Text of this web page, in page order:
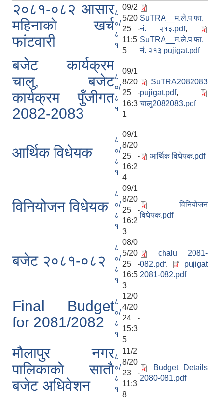
२०८१-०८२ आसार
महिनाको खर्च
फांटवारी
८
०/
८
१
09/2
5/20
25 -
11:5
5
SuTRA__म.ले.प.फा.
नं. २१३.pdf,
SuTRA__म.ले.प.फा.
नं. २१३ pujigat.pdf
बजेट कार्यक्रम
चालु, बजेट
कार्यक्रम पुँजीगत
2082-2083
८
०/
८
१
09/1
8/20
25 -
16:3
1
SuTRA2082083
pujigat.pdf,
चालु2082083.pdf
आर्थिक विधेयक
८
०/
८
१
09/1
8/20
25 -
16:2
4
आर्थिक विधेयक.pdf
विनियोजन विधेयक
८
०/
८
१
09/1
8/20
25 -
16:2
3
विनियोजन
विधेयक.pdf
बजेट २०८१-०८२
८
०/
८
१
08/0
5/20
25 -
16:5
3
chalu 2081-
082.pdf,
pujigat
2081-082.pdf
Final Budget
for 2081/2082
८
०/
८
१
12/0
4/20
24 -
15:3
5
माैलापुर नगर
पालिकाकाे साताै
बजेट अधिवेशन
८
०/
८
१
11/2
8/20
23 -
11:3
8
Budget Details
2080-081.pdf